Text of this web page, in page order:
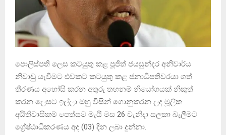
පොලිස්පති ලෙස කටයුතු කළ පූජිත් ජයසුන්දර අනිවාර්ය
නිවාඩු යැවීමට එවකට කටයුතු කළ ජනාධිපතිවරයා ගත්
තීරණය අහෝසි කරන අතුරු තහනම් නියෝගයක් නිකුත්
කරන ලෙසට ඉල්ලා ඔහු විසින් ගොනුකරන ලද මූලික
අයිතිවාසිකම් පෙත්සම මැයි මස 26 වැනිදා සලකා බැලීමට
ශ්‍රේෂ්ඨාධිකරණය අද (03) දින ලබා දුන්නා.